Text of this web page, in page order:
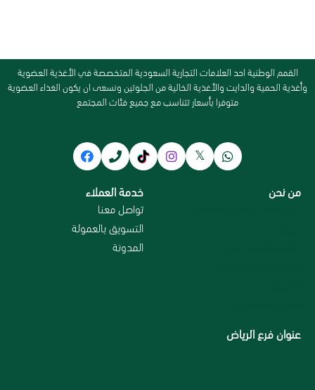
القمم الوطنية احد العلامات التجارية السعودية المتخصصة في الأغذية العضوية
وأغذية الحمية والدايت والأغذية الخالية من الجلوتين ونسعى ان يكون الغذاء العضوية
متوفرا بأسعار تتناسب مع جميع فئات المجتمع
من نحن خدمة العملاء
تواصل معنا
التسويق بالعمولة
المدونة
عنوان فرع الرياض